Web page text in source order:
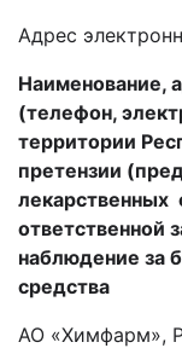
Адрес
Наименование,
(телефон,
территории
претензии
лекарственных
ответственной
наблюдение за
средства
АО «Химфарм»,